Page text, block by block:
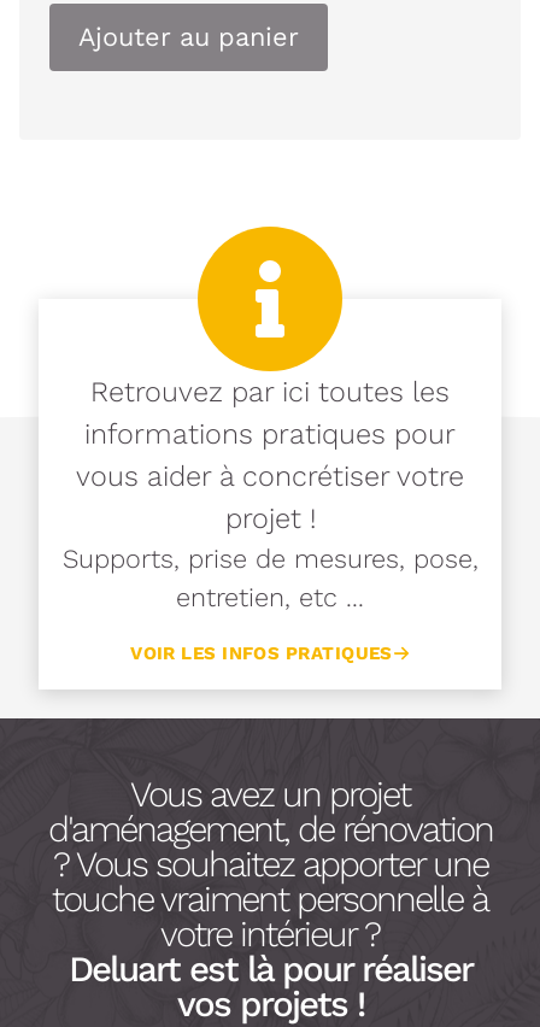
Ajouter au panier
Retrouvez par ici toutes les
informations pratiques pour
vous aider à concrétiser votre
projet !
Supports, prise de mesures, pose,
entretien, etc ...
VOIR LES INFOS PRATIQUES
Vous avez un projet
d'aménagement, de rénovation
? Vous souhaitez apporter une
touche vraiment personnelle à
votre intérieur ?
Deluart est là pour réaliser
vos projets !